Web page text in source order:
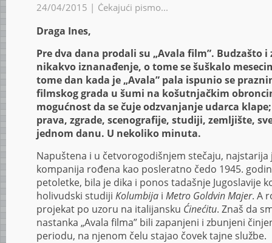
24/04/2015 | Čekajući pismo...
Draga Ines,
Pre dva dana prodali su „Avala film”. Budzašto
nikakvo iznanađenje, o tome se šuškalo
tome dan kada je „Avala” pala ispunio se
filmskog grada u šumi na košutnjačkim
mogućnost da se čuje odzvanjanje udarca
prava, zgrade, scenografije, studiji, zemljište,
jednom danu. U nekoliko minuta.
Napuštena i u četvorogodišnjem stečaju, najstarija
kompanija rođena kao posleratno čedo 1945.
petoletke, bila je dika i ponos tadašnje Jugoslavije
holivudski studiji Kolumbija i Metro Goldvin Majer. A
projekat po uzoru na italijansku Ćinećitu. Znaš da
nastanka „Avala filma” bili zapanjeni i zbunjeni
periodu, na njenom čelu stajao čovek tajne službe.